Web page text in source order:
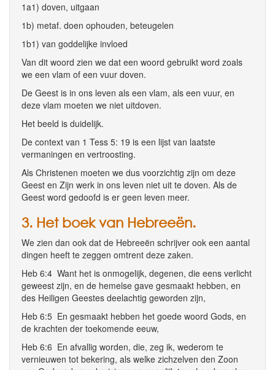
1a1) doven, uitgaan
1b) metaf. doen ophouden, beteugelen
1b1) van goddelijke invloed
Van dit woord zien we dat een woord gebruikt word zoals
we een vlam of een vuur doven.
De Geest is in ons leven als een vlam, als een vuur, en
deze vlam moeten we niet uitdoven.
Het beeld is duidelijk.
De context van 1 Tess 5: 19 is een lijst van laatste
vermaningen en vertroosting.
Als Christenen moeten we dus voorzichtig zijn om deze
Geest en Zijn werk in ons leven niet uit te doven. Als de
Geest word gedoofd is er geen leven meer.
3. Het boek van Hebreeën.
We zien dan ook dat de Hebreeën schrijver ook een aantal
dingen heeft te zeggen omtrent deze zaken.
Heb 6:4 Want het is onmogelijk, degenen, die eens verlicht
geweest zijn, en de hemelse gave gesmaakt hebben, en
des Heiligen Geestes deelachtig geworden zijn,
Heb 6:5 En gesmaakt hebben het goede woord Gods, en
de krachten der toekomende eeuw,
Heb 6:6 En afvallig worden, die, zeg ik, wederom te
vernieuwen tot bekering, als welke zichzelven den Zoon